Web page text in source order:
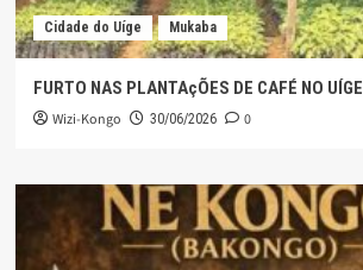
Cidade do Uíge Mukaba
FURTO NAS PLANTAçÕES DE CAFÉ NO UÍGE
Wizi-Kongo 30/06/2026 0